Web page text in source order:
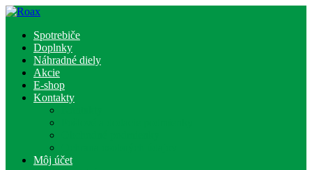
Skip
contentSpotrebiče
Doplnky
Náhradné diely
Akcie
E-shop
Kontakty
Môj účet